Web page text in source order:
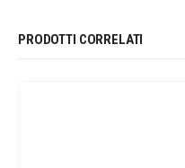
PRODOTTI CORRELATI